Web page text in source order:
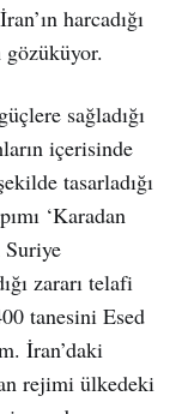
harcadığı
gözüküyor.
sağladığı
içerisinde
tasarladığı
‘Karadan
Suriye
zararı telafi
tanesini Esed
İran’daki
rejimi ülkedeki